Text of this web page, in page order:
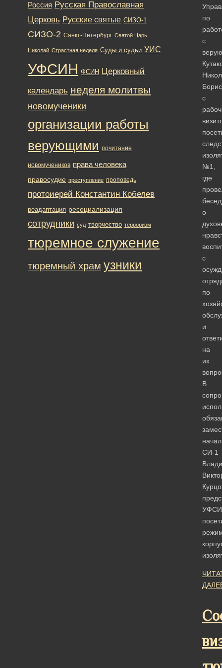
по
с
с
№1,
где
о
с
по
и
на
их
В
СИ-1
Россия Русская Православная
Церковь Русские святые СИЗО-1
СИЗО-2 Санкт-Петербург Святой Царь
Николай Страстная неделя Суды и судьи УИС
УФСИН ФСИН Церковный
календарь неделя молитвы
новомученики
организации работы
верующими почитание
новомучеников права человека
правосудие преступление проповедь
протоиерей Константин Кобелев
реадаптация ресоциализация
сотрудники суд творчество терроризм
тюремное служение
тюремный храм узники